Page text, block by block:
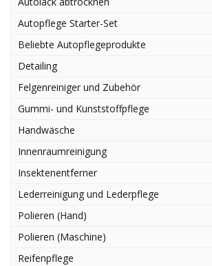
Autopflege Starter-Set
Beliebte Autopflegeprodukte
Detailing
Felgenreiniger und Zubehör
Gummi- und Kunststoffpflege
Handwäsche
Innenraumreinigung
Insektenentferner
Lederreinigung und Lederpflege
Polieren (Hand)
Polieren (Maschine)
Reifenpflege